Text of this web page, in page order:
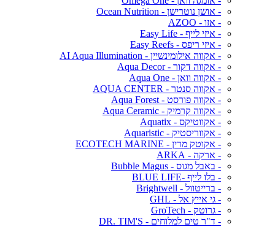
- אושן נוטרישן - Ocean Nutrition
- אזו - AZOO
- איזי לייף - Easy Life
- איזי ריפס - Easy Reefs
- אקווה אילומינשיין - AI Aqua Illumination
- אקווה דקור - Aqua Decor
- אקווה וואן - Aqua One
- אקווה סנטר - AQUA CENTER
- אקווה פורסט - Aqua Forest
- אקווה קרמיק - Aqua Ceramic
- אקווטיקס - Aquatix
- אקווריסטיק - Aquaristic
- אקוטק מרין - ECOTECH MARINE
- ארקה - ARKA
- באבל מגוס - Bubble Magus
- בלו לייף -BLUE LIFE
- ברייטוול - Brightwell
- גי אייץ אל - GHL
- גרוטק - GroTech
- ד"ר טים למלוחים - DR. TIM'S